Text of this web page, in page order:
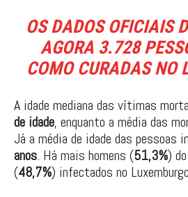
OS DADOS OFICIAIS
AGORA 3.728
COMO CURADAS NO
A idade mediana das vítimas
de idade, enquanto a média das
Já a média de idade das pessoas
anos. Há mais homens (51,3%)
(48,7%) infectados no